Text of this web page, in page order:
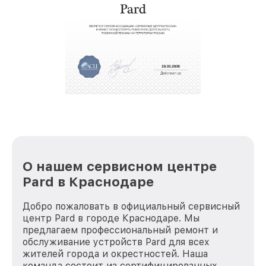
крупногабаритной техники, которые
обеспечат доставку устройств в сервис в
полной сохранности и бесплатно.
положительные отзывы и обрели отличную
репутацию. Мы постоянно совершенствуемся и
О нашем сервисном центре
Pard в Краснодаре
Добро пожаловать в официальный сервисный
центр Pard в городе Краснодаре. Мы
предлагаем профессиональный ремонт и
обслуживание устройств Pard для всех
жителей города и окрестностей. Наша